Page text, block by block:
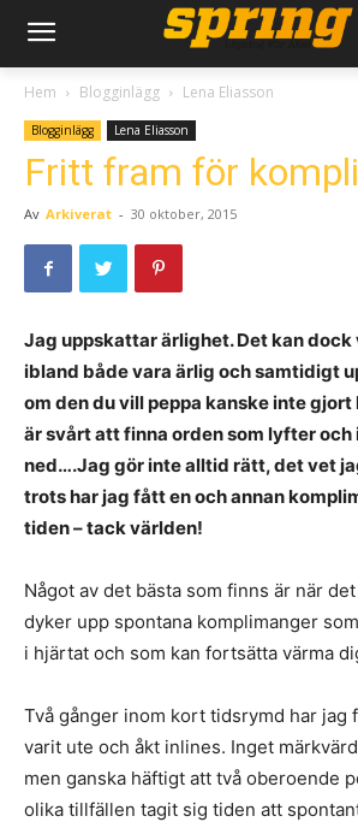
Hem Blogginlägg Lena Eliasson
Blogginlägg Lena Eliasson
Fritt fram för
Av Arkiverat - 30 oktober, 2015
Jag uppskattar ärlighet. Det kan
ibland både vara ärlig och samtidigt
om den du vill peppa kanske inte
är svårt att finna orden som lyfter
ned….Jag gör inte alltid rätt, det vet
trots har jag fått en och annan
tiden – tack världen!
Något av det bästa som finns är när
dyker upp spontana komplimanger
i hjärtat och som kan fortsätta värma
Två gånger inom kort tidsrymd har jag
varit ute och åkt inlines. Inget
men ganska häftigt att två oberoende
olika tillfällen tagit sig tiden att